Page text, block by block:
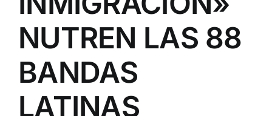
NUTREN LAS 88
BANDAS
LATINAS